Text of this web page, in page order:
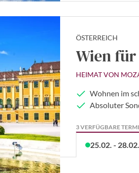
ÖSTERREICH
Wien
HEIMAT VON
Wohnen im
Absoluter
3 VERFÜGBARE
25.02. -